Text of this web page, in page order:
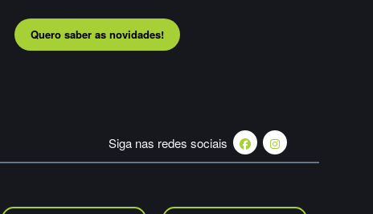
Quero saber as novidades!
Siga nas redes sociais